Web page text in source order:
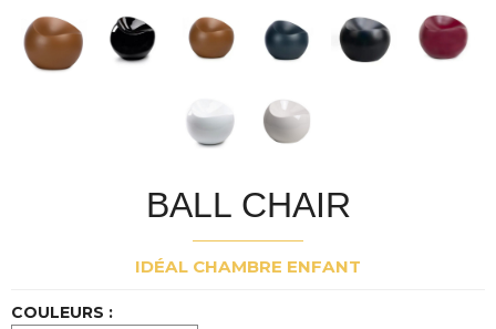
BALL CHAIR
IDÉAL CHAMBRE ENFANT
COULEURS :